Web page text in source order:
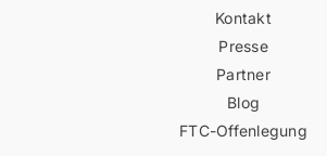
Kontakt
Presse
Partner
Blog
FTC-Offenlegung